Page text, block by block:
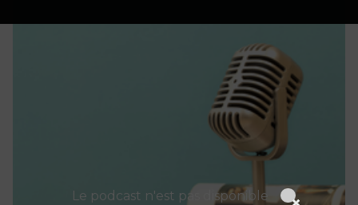
Le podcast n'est pas disponible